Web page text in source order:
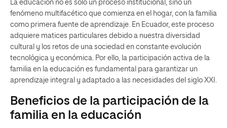
La educación no es solo un proceso institucional, sino un
fenómeno multifacético que comienza en el hogar, con la familia
como primera fuente de aprendizaje. En Ecuador, este proceso
adquiere matices particulares debido a nuestra diversidad
cultural y los retos de una sociedad en constante evolución
tecnológica y económica. Por ello, la participación activa de la
familia en la educación es fundamental para garantizar un
aprendizaje integral y adaptado a las necesidades del siglo XXI.
Beneficios de la participación de la
familia en la educación